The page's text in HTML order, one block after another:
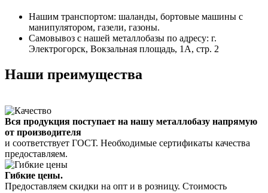
Нашим транспортом: шаланды, бортовые машины с
манипулятором, газели, газоны.
Самовывоз с нашей металлобазы по адресу: г.
Электрогорск, Вокзальная площадь, 1А, стр. 2
Наши преимущества
Вся продукция поступает на нашу металлобазу напрямую
от производителя
и соответствует ГОСТ. Необходимые сертификаты качества
предоставляем.
Гибкие цены.
Предоставляем скидки на опт и в розницу. Стоимость